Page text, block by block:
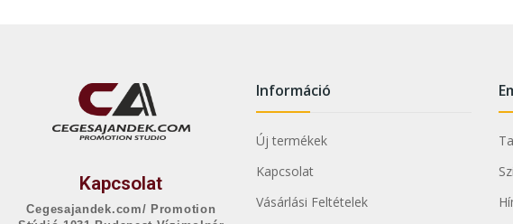
Kapcsolat
Cegesajandek.com/ Promotion
Információ
Új termékek
Kapcsolat
Vásárlási Feltételek